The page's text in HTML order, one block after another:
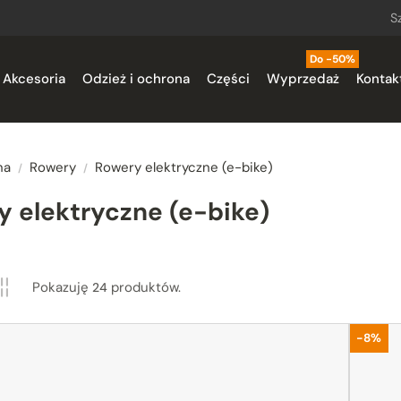
Akcesoria Odzież i ochrona Części Wyprzedaż
Do -50%
Rowery Rowery elektryczne (e-bike)
elektryczne (e-bike)
Pokazuję 24produktów.
-8%